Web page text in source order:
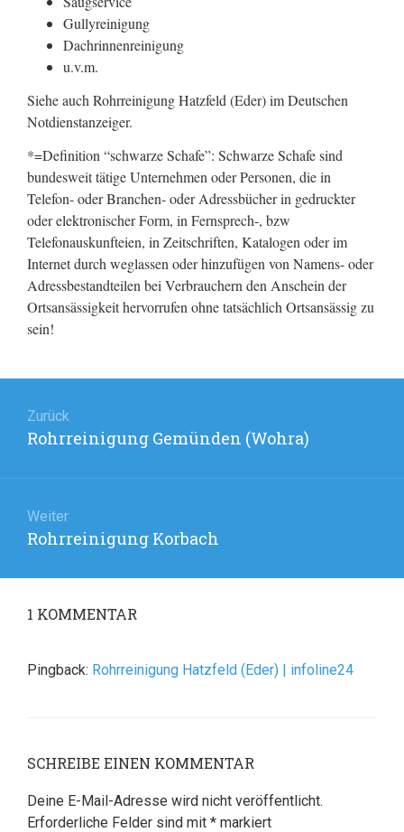
Gullyreinigung
Dachrinnenreinigung
u.v.m.
Siehe auch Rohrreinigung Hatzfeld (Eder) im Deutschen
Notdienstanzeiger.
*=Definition “schwarze Schafe”: Schwarze Schafe sind
bundesweit tätige Unternehmen oder Personen, die in
Telefon- oder Branchen- oder Adressbücher in gedruckter
oder elektronischer Form, in Fernsprech-, bzw
Telefonauskunfteien, in Zeitschriften, Katalogen oder im
Internet durch weglassen oder hinzufügen von Namens- oder
Adressbestandteilen bei Verbrauchern den Anschein der
Ortsansässigkeit hervorrufen ohne tatsächlich Ortsansässig zu
sein!
Zurück
Vorheriger
Rohrreinigung Gemünden (Wohra)
Weiter
Nächster
Rohrreinigung Korbach
1 KOMMENTAR
Pingback: Rohrreinigung Hatzfeld (Eder) | infoline24
SCHREIBE EINEN KOMMENTAR
Deine E-Mail-Adresse wird nicht veröffentlicht.
Erforderliche Felder sind mit * markiert